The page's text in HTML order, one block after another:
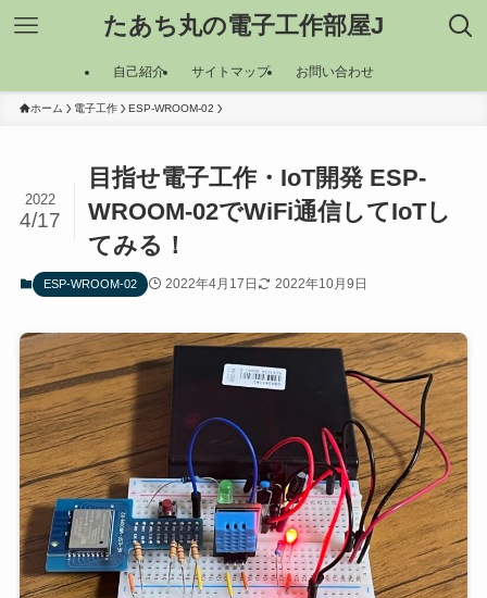
たあち丸の電子工作部屋J
自己紹介 サイトマップ お問い合わせ
ホーム 電子工作 ESP-WROOM-02
目指せ電子工作・IoT開発 ESP-
WROOM-02でWiFi通信してIoTし
てみる！
2022
4/17
ESP-WROOM-02 2022年4月17日 2022年10月9日